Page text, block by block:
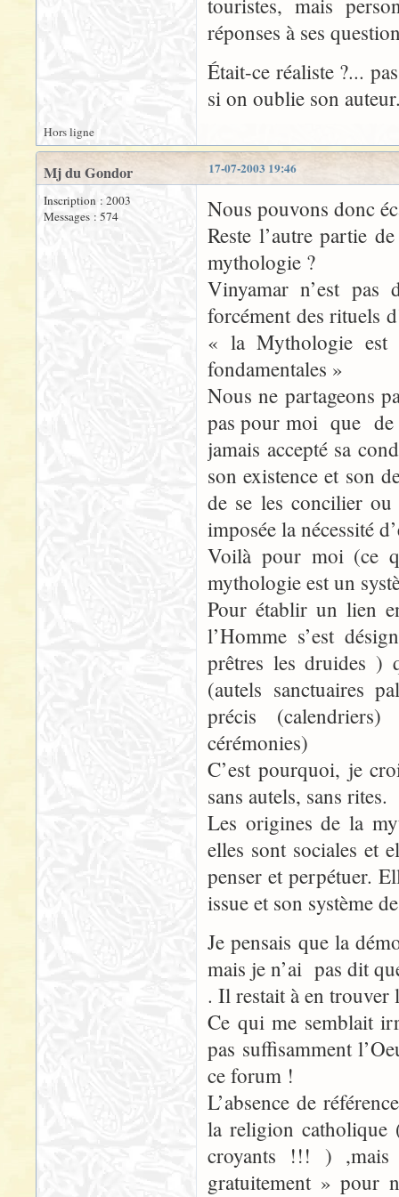
touristes, mais
réponses à ses
Était-ce réaliste ?...
si on oublie son
Hors ligne
17-07-2003 19:46
Mj du Gondor
Inscription : 2003
Messages : 574
Nous pouvons donc
Reste l’autre partie
mythologie ?
Vinyamar n’est pas
forcément des rituels
« la Mythologie est
fondamentales »
Nous ne partageons
pas pour moi que de
jamais accepté sa
son existence et son
de se les concilier
imposée la nécessité
Voilà pour moi (ce
mythologie est un
Pour établir un lien
l’Homme s’est
prêtres les druides )
(autels sanctuaires
précis
cérémonies)
C’est pourquoi, je
sans autels, sans rites.
Les origines de la
elles sont sociales et
penser et perpétuer.
issue et son système
Je pensais que la
mais je n’ai pas dit
. Il restait à en trouver
Ce qui me semblait
pas suffisamment
ce forum !
L’absence de
la religion catholique
croyants !!! )
gratuitement » pour